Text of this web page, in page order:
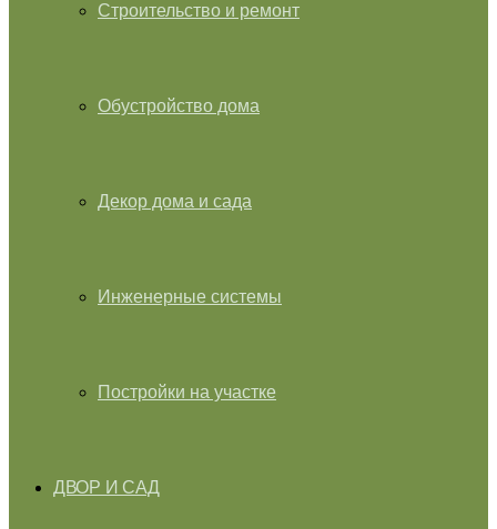
Строительство и ремонт
Обустройство дома
Декор дома и сада
Инженерные системы
Постройки на участке
ДВОР И САД